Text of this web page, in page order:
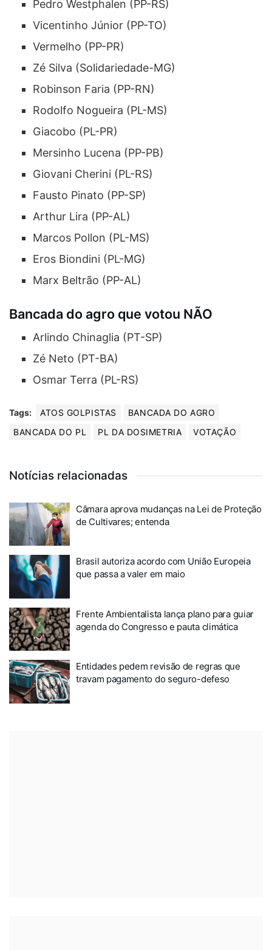
Pedro Westphalen (PP-RS)
Vicentinho Júnior (PP-TO)
Vermelho (PP-PR)
Zé Silva (Solidariedade-MG)
Robinson Faria (PP-RN)
Rodolfo Nogueira (PL-MS)
Giacobo (PL-PR)
Mersinho Lucena (PP-PB)
Giovani Cherini (PL-RS)
Fausto Pinato (PP-SP)
Arthur Lira (PP-AL)
Marcos Pollon (PL-MS)
Eros Biondini (PL-MG)
Marx Beltrão (PP-AL)
Bancada do agro que votou NÃO
Arlindo Chinaglia (PT-SP)
Zé Neto (PT-BA)
Osmar Terra (PL-RS)
Tags: ATOS GOLPISTAS
BANCADA DO AGRO
BANCADA DO PL
PL DA DOSIMETRIA VOTAÇÃO
Notícias relacionadas
Câmara aprova mudanças na Lei de Proteção
de Cultivares; entenda
Brasil autoriza acordo com União Europeia
que passa a valer em maio
Frente Ambientalista lança plano para guiar
agenda do Congresso e pauta climática
Entidades pedem revisão de regras que
travam pagamento do seguro-defeso